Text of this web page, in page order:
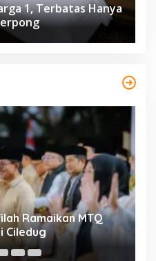
1, Terbatas Hanya
Ramaikan MTQ
Ciledug